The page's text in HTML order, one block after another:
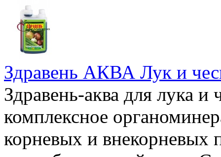
Здравень АКВА Лук и
Здравень-аква для лука
комплексное
корневых и внекорневых